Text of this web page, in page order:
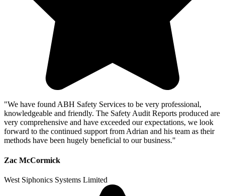
"We have found ABH Safety Services to be very professional,
knowledgeable and friendly. The Safety Audit Reports produced are
very comprehensive and have exceeded our expectations, we look
forward to the continued support from Adrian and his team as their
methods have been hugely beneficial to our business."
Zac McCormick
West Siphonics Systems Limited